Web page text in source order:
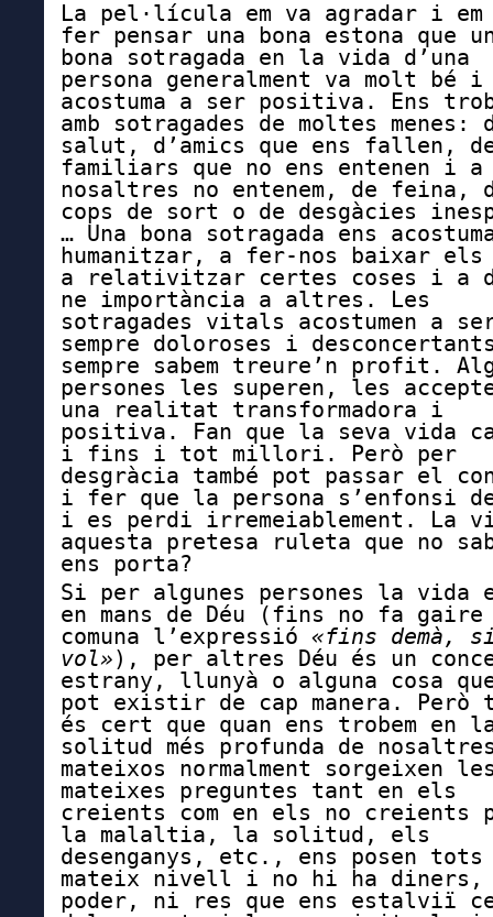
La pel·lícula em va agradar i em
fer pensar una bona estona que
bona sotragada en la vida d’una
persona generalment va molt bé i
acostuma a ser positiva. Ens
amb sotragades de moltes menes:
salut, d’amics que ens fallen,
familiars que no ens entenen i a
nosaltres no entenem, de feina,
cops de sort o de desgàcies
… Una bona sotragada ens
humanitzar, a fer-nos baixar els
a relativitzar certes coses i a
ne importància a altres. Les
sotragades vitals acostumen a
sempre doloroses i
sempre sabem treure’n profit.
persones les superen, les
una realitat transformadora i
positiva. Fan que la seva vida
i fins i tot millori. Però per
desgràcia també pot passar el
i fer que la persona s’enfonsi
i es perdi irremeiablement. La
aquesta pretesa ruleta que no
ens porta?
Si per algunes persones la vida
en mans de Déu (fins no fa gaire
comuna l’expressió «fins demà,
vol»), per altres Déu és un
estrany, llunyà o alguna cosa
pot existir de cap manera. Però
és cert que quan ens trobem en
solitud més profunda de
mateixos normalment sorgeixen
mateixes preguntes tant en els
creients com en els no creients
la malaltia, la solitud, els
desenganys, etc., ens posen
mateix nivell i no hi ha
poder, ni res que ens estalviï